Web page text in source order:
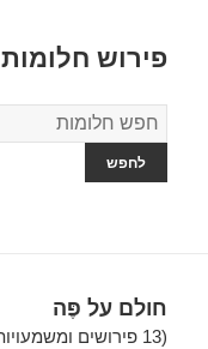
פירוש חלומות
מילון
החלומות
חולם על פֶּה
(13 פירושים ומשמעויות של חלומות על פֶּה)